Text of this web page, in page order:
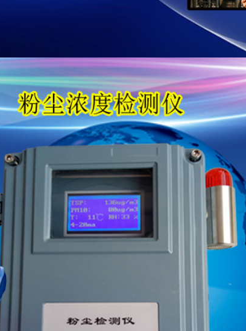
精度与稳定性：优先选择符合国标（如HJ 618-2011、
度场景需≤±2%），长期漂移量＜1%/年（可通过查看第
环境适应性：工业场景中，粉尘仪需耐受高温（＞80℃
密封设计差导致内部元件老化加速。
•校准便捷性：支持自动校准（如内置参比光源）或快速
2. 维护成本：决定能否“用得起”
耗材与配件价格：激光粉尘仪的激光模组等核心部件是
•维护频率：优质产品的传感器寿命更长（如半导体激光
• 能耗：低功耗设计（如待机功率＜5W）可降低用电成本
3. 服务能力：决定能否“用得稳”
售后服务：选择大品牌，避免因设备故障导致监测中断；
•技术支持：是否提一站式解决方案，这些服务能提升设备
•